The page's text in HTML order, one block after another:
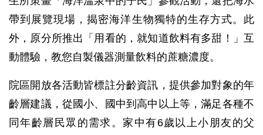
帶到展覽現場，揭密海洋生物獨特的生存方式。此
外，原分所推出「用看的，就知道飲料有多甜！」互
動體驗，教您自製儀器測量飲料的蔗糖濃度。
院區開放各活動皆標註分齡資訊，提供參加對象的年
齡層建議，從國小、國中到高中以上等，滿足各種不
同年齡層民眾的需求。家中有6歲以上小朋友的父